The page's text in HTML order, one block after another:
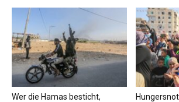
Wer die Hamas besticht,